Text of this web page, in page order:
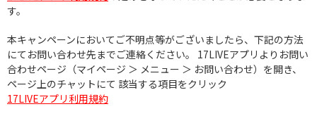
す。
本キャンペーンにおいてご不明点等がございましたら、下記の方法
にてお問い合わせ先までご連絡ください。 17LIVEアプリよりお問い
合わせページ（マイページ ＞ メニュー ＞ お問い合わせ）を開き、
ページ上のチャットにて 該当する項目をクリック
17LIVEアプリ利用規約